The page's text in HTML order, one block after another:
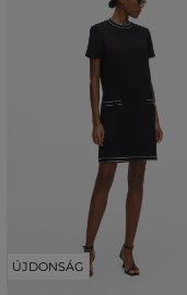
ÚJDONSÁG